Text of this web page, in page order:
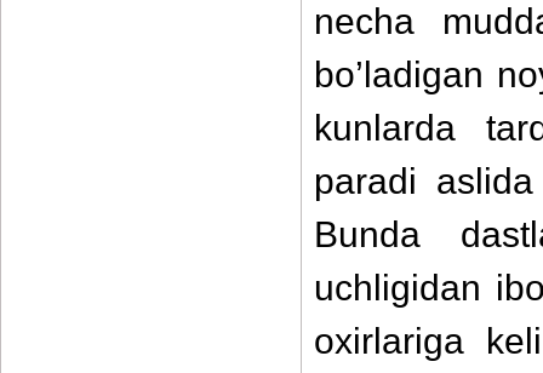
necha
bo’ladigan
kunlarda
paradi
Bunda
uchligidan
oxirlariga